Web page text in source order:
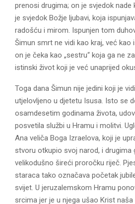
prenosi drugima; on je svjedok nade
je svjedok Božje ljubavi, koja
radošću i mirom. Ispunjen tom
Šimun smrt ne vidi kao kraj, već kao
on je čeka kao „sestru“ koja ga ne
istinski život koji je već unaprijed
Toga dana Šimun nije jedini koji je
utjelovljeno u djetetu Isusa. Isto se
osamdesetim godinama života,
posvetila službi u Hramu i molitvi.
Ana veliča Boga Izraelova, koji je
stvoru otkupio svoj narod, i drugima
velikodušno šireći proročku riječ.
staraca tako označava početak
svijet. U jeruzalemskom Hramu
srcima jer je u njega ušao Krist naša